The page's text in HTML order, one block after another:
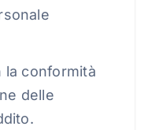
la conformità
delle